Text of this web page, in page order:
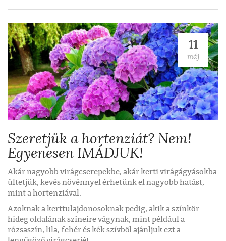
11
máj
Szeretjük a hortenziát? Nem!
Egyenesen IMÁDJUK!
Akár nagyobb virágcserepekbe, akár kerti virágágyásokba
ültetjük, kevés növénnyel érhetünk el nagyobb hatást,
mint a hortenziával.
Azoknak a kerttulajdonosoknak pedig, akik a színkör
hideg oldalának színeire vágynak, mint például a
rózsaszín, lila, fehér és kék szívből ajánljuk ezt a